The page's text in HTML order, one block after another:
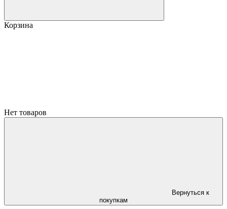
Корзина
Нет товаров
Вернуться к
покупкам